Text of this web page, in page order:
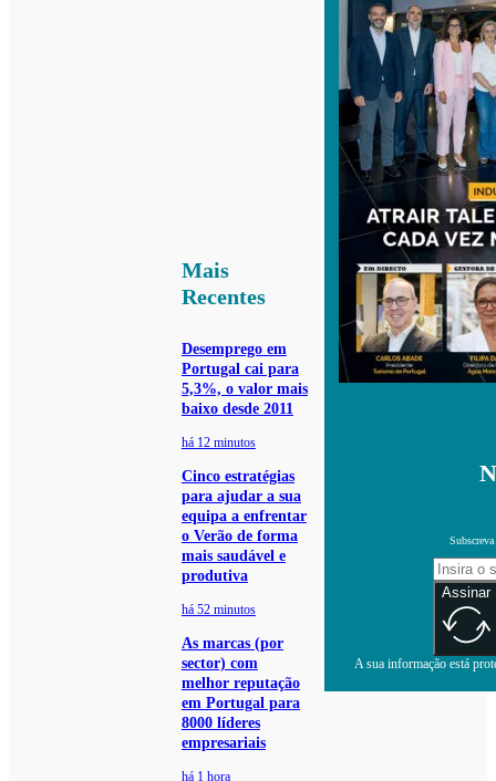
Mais
Recentes
Desemprego em
Portugal cai para
5,3%, o valor mais
baixo desde 2011
há 12 minutos
Cinco estratégias
para ajudar a sua
equipa a enfrentar
o Verão de forma
mais saudável e
produtiva
há 52 minutos
As marcas (por
sector) com
melhor reputação
em Portugal para
8000 líderes
empresariais
há 1 hora
Assinar
A sua informação está